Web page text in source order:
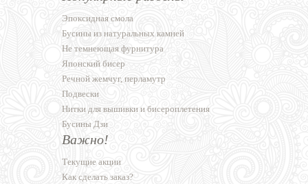
Эпоксидная смола
Бусины из натуральных камней
Не темнеющая фурнитура
Японский бисер
Речной жемчуг, перламутр
Подвески
Нитки для вышивки и бисероплетения
Бусины Дзи
Важно!
Текущие акции
Как сделать заказ?